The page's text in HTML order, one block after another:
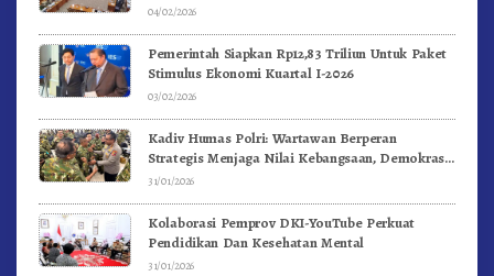
04/02/2026
Pemerintah Siapkan Rp12,83 Triliun Untuk Paket
Stimulus Ekonomi Kuartal I-2026
03/02/2026
Kadiv Humas Polri: Wartawan Berperan
Strategis Menjaga Nilai Kebangsaan, Demokrasi,
dan NKRI
31/01/2026
Kolaborasi Pemprov DKI-YouTube Perkuat
Pendidikan Dan Kesehatan Mental
31/01/2026